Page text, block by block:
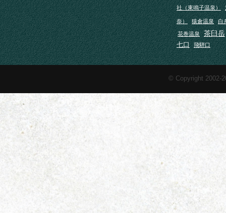
社（東鳴子温泉）
奈） 猿倉温泉 白
花巻温泉 茶臼岳
七口 飛騨口
© Copyright 2002-